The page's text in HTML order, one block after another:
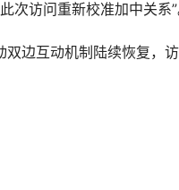
次访问重新校准加中关系
双边互动机制陆续恢复，